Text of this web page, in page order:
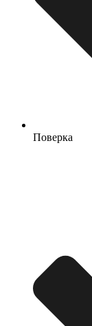
Поверка